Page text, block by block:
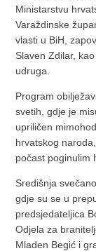
Ministarstvu
Varaždinske
vlasti u BiH,
Slaven Zdilar,
udruga.
Program
svetih, gdje je
upriličen
hrvatskog
počast poginulim
Središnja
gdje su se u
predsjedateljica
Odjela za
Mladen Begić i